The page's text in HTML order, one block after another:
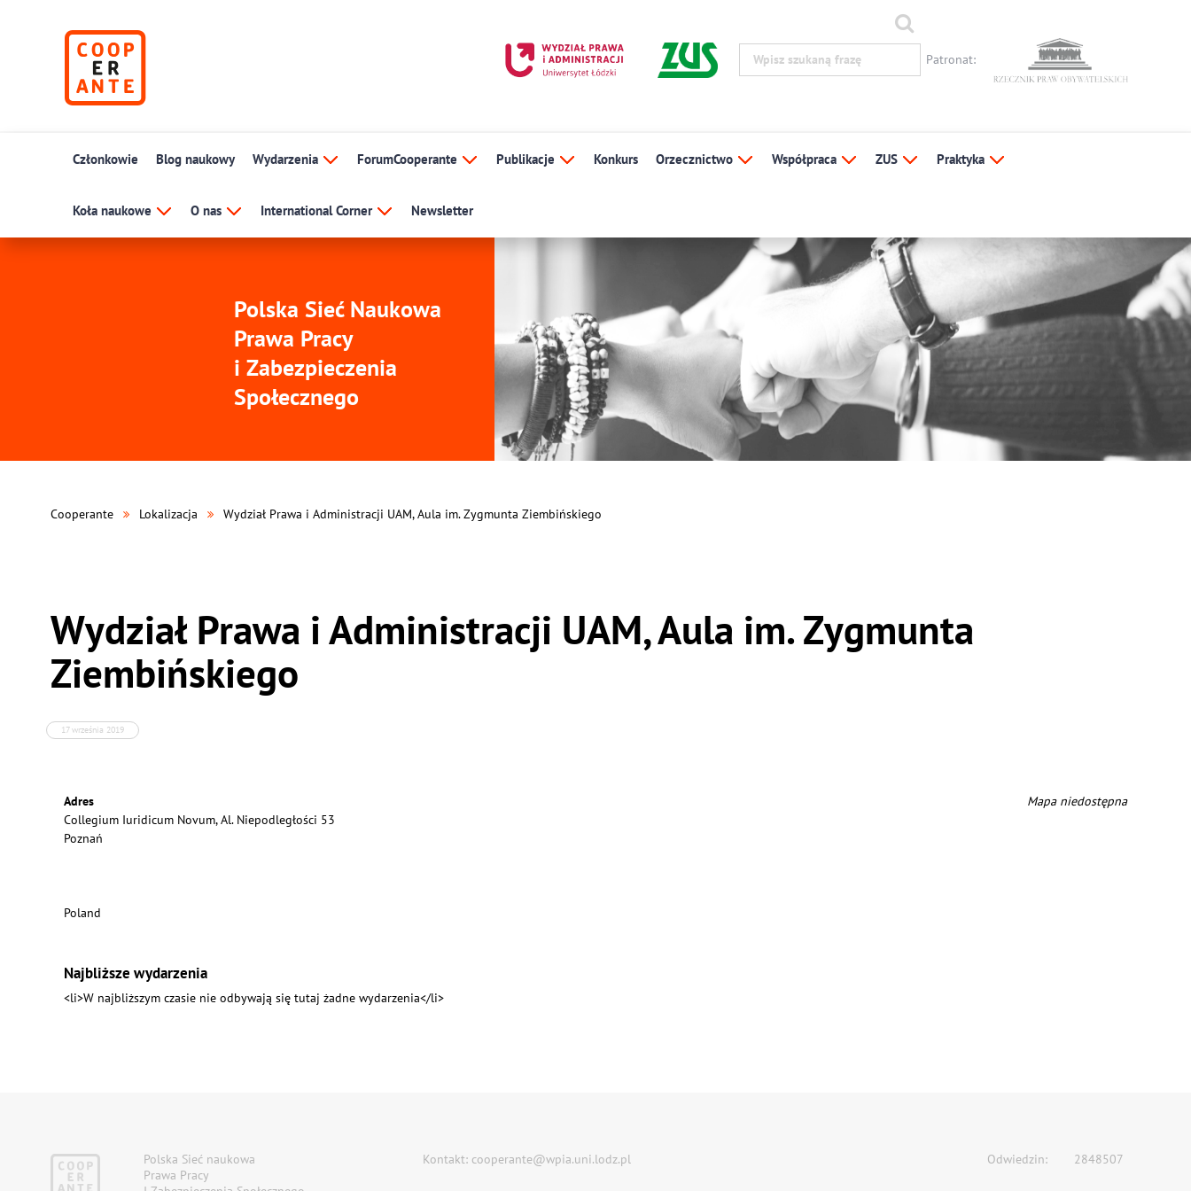
Patronat:
Członkowie Blog naukowy Wydarzenia ForumCooperante Publikacje Konkurs Orzecznictwo Współpraca ZUS Praktyka
Koła naukowe O nas International Corner Newsletter
Polska Sieć Naukowa
Prawa Pracy
i Zabezpieczenia
Społecznego
Cooperante Lokalizacja Wydział Prawa i Administracji UAM, Aula im. Zygmunta Ziembińskiego
Wydział Prawa i Administracji UAM, Aula im. Zygmunta
Ziembińskiego
17 września 2019
Mapa niedostępna
Adres
Collegium Iuridicum Novum, Al. Niepodległości 53
Poznań
Poland
Najbliższe wydarzenia
<li>W najbliższym czasie nie odbywają się tutaj żadne wydarzenia</li>
Polska Sieć naukowa
Prawa Pracy
Kontakt: cooperante@wpia.uni.lodz.pl Odwiedzin: 2848507